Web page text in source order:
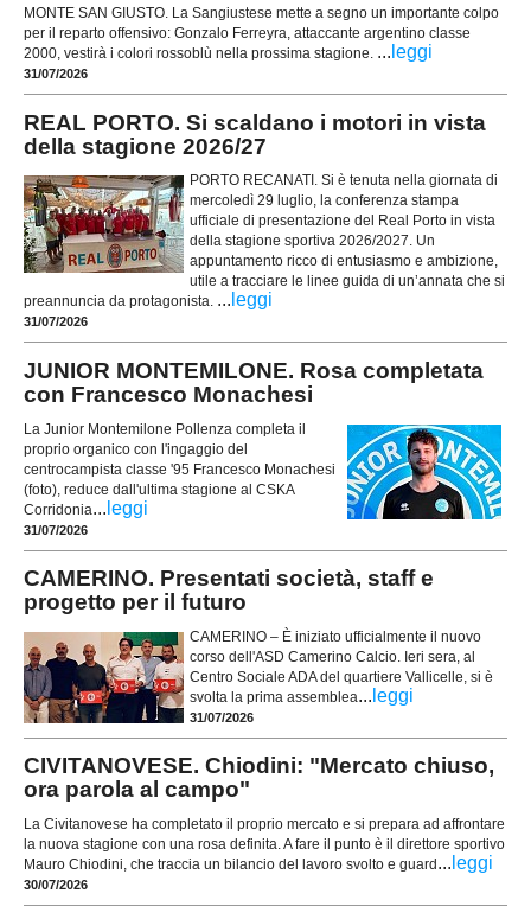
MONTE SAN GIUSTO. La Sangiustese mette a segno un importante colpo
per il reparto offensivo: Gonzalo Ferreyra, attaccante argentino classe
2000, vestirà i colori rossoblù nella prossima stagione. ... leggi
31/07/2026
REAL PORTO. Si scaldano i motori in vista
della stagione 2026/27
PORTO RECANATI. Si è tenuta nella giornata di
mercoledì 29 luglio, la conferenza stampa
ufficiale di presentazione del Real Porto in vista
della stagione sportiva 2026/2027. Un
appuntamento ricco di entusiasmo e ambizione,
utile a tracciare le linee guida di un’annata che si
preannuncia da protagonista. ... leggi
31/07/2026
JUNIOR MONTEMILONE. Rosa completata
con Francesco Monachesi
La Junior Montemilone Pollenza completa il
proprio organico con l'ingaggio del
centrocampista classe '95 Francesco Monachesi
(foto), reduce dall'ultima stagione al CSKA
Corridonia... leggi
31/07/2026
CAMERINO. Presentati società, staff e
progetto per il futuro
CAMERINO – È iniziato ufficialmente il nuovo
corso dell'ASD Camerino Calcio. Ieri sera, al
Centro Sociale ADA del quartiere Vallicelle, si è
svolta la prima assemblea... leggi
31/07/2026
CIVITANOVESE. Chiodini: "Mercato chiuso,
ora parola al campo"
La Civitanovese ha completato il proprio mercato e si prepara ad affrontare
la nuova stagione con una rosa definita. A fare il punto è il direttore sportivo
Mauro Chiodini, che traccia un bilancio del lavoro svolto e guard... leggi
30/07/2026